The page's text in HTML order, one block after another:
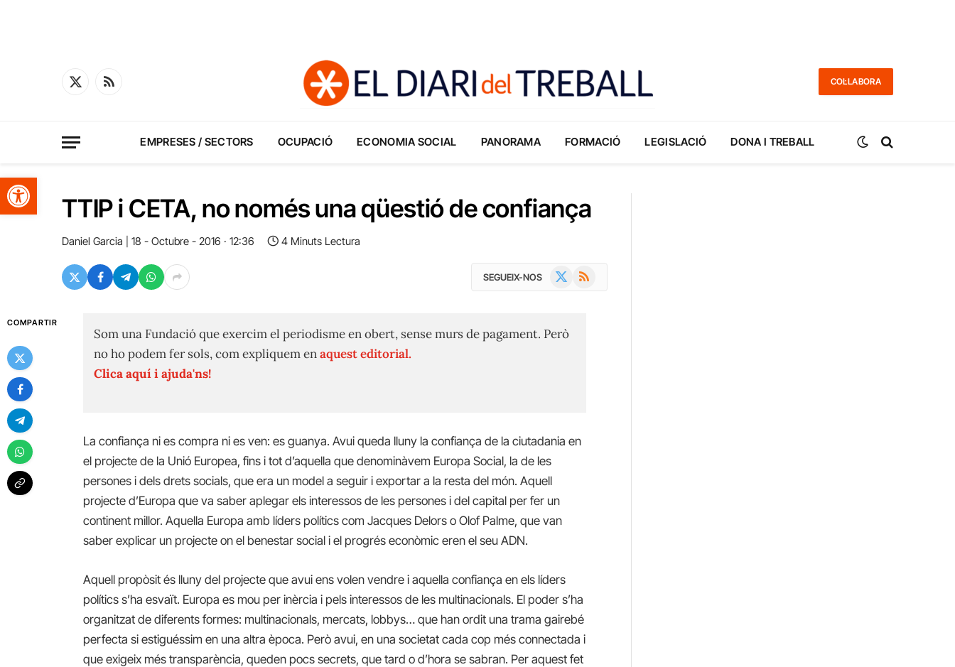
Obre la barra d'eines
X
RSS
COL·LABORA
EMPRESES / SECTORS OCUPACIÓ ECONOMIA SOCIAL PANORAMA FORMACIÓ LEGISLACIÓ DONA I TREBALL
TTIP i CETA, no només una qüestió de confiança
Daniel Garcia 18 - Octubre - 2016 · 12:36 4 Minuts Lectura
SEGUEIX-NOS RSS
COMPARTIR
Som una Fundació que exercim el periodisme en obert, sense murs de pagament. Però
no ho podem fer sols, com expliquem enaquest editorial.
Clica aquí i ajuda'ns!
La confiança ni es compra ni es ven: es guanya. Avui queda lluny la confiança de la ciutadania en
el projecte de la Unió Europea, fins i tot d’aquella que denominàvem Europa Social, la de les
persones i dels drets socials, que era un model a seguir i exportar a la resta del món. Aquell
projecte d’Europa que va saber aplegar els interessos de les persones i del capital per fer un
continent millor. Aquella Europa amb líders polítics com Jacques Delors o Olof Palme, que van
saber explicar un projecte on el benestar social i el progrés econòmic eren el seu ADN.
Aquell propòsit és lluny del projecte que avui ens volen vendre i aquella confiança en els líders
polítics s’ha esvaït. Europa es mou per inèrcia i pels interessos de les multinacionals. El poder s’ha
organitzat de diferents formes: multinacionals, mercats, lobbys… que han ordit una trama gairebé
perfecta si estiguéssim en una altra època. Però avui, en una societat cada cop més connectada i
que exigeix més transparència, queden pocs secrets, que tard o d’hora se sabran. Per aquest fet